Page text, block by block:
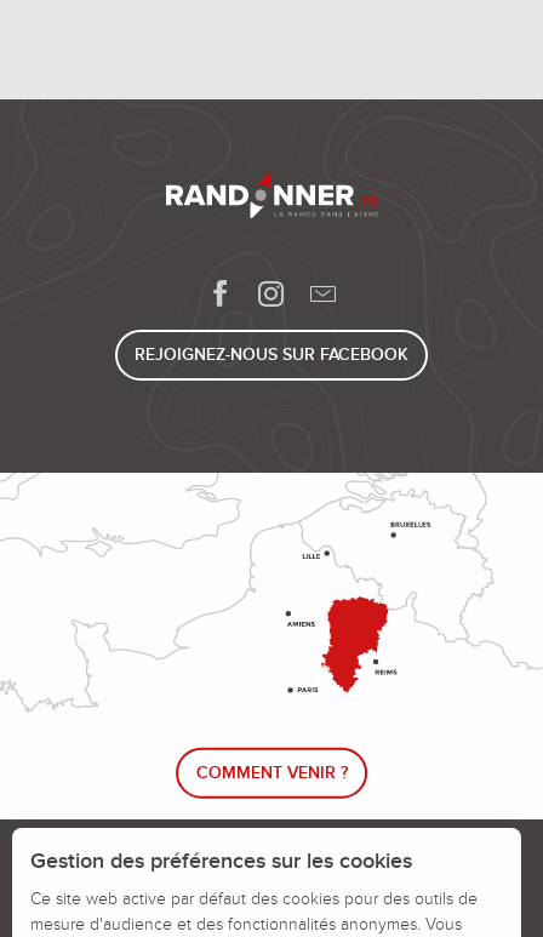
REJOIGNEZ-NOUS SUR FACEBOOK
COMMENT VENIR ?
Le blog rando !
Calendrier des jours chassés
Gestion des préférences sur les cookies
Ce site web active par défaut des cookies pour des outils de
mesure d'audience et des fonctionnalités anonymes. Vous